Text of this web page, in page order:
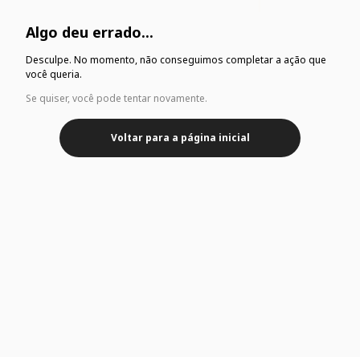
Algo deu errado...
Desculpe. No momento, não conseguimos completar a ação que
você queria.
Se quiser, você pode tentar novamente.
Voltar para a página inicial